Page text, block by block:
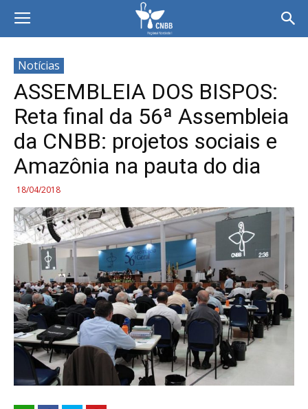
Notícias
ASSEMBLEIA DOS BISPOS:
Reta final da 56ª Assembleia
da CNBB: projetos sociais e
Amazônia na pauta do dia
18/04/2018